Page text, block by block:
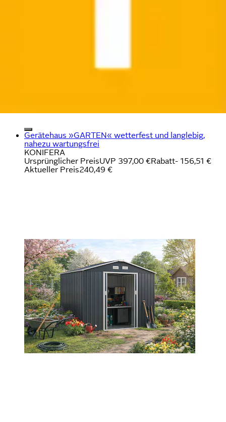
Gerätehaus »GARTEN« wetterfest und langlebig,
nahezu wartungsfrei
KONIFERA
Ursprünglicher PreisUVP 397,00 €Rabatt- 156,51 €
Aktueller Preis240,49 €